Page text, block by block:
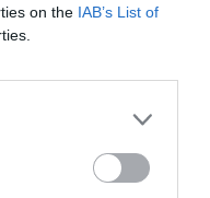
on the IAB’s List of